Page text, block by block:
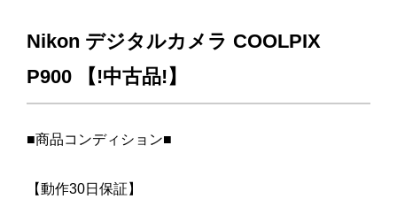
Nikon デジタルカメラ COOLPIX
P900 【!中古品!】
■商品コンディション■
【動作30日保証】